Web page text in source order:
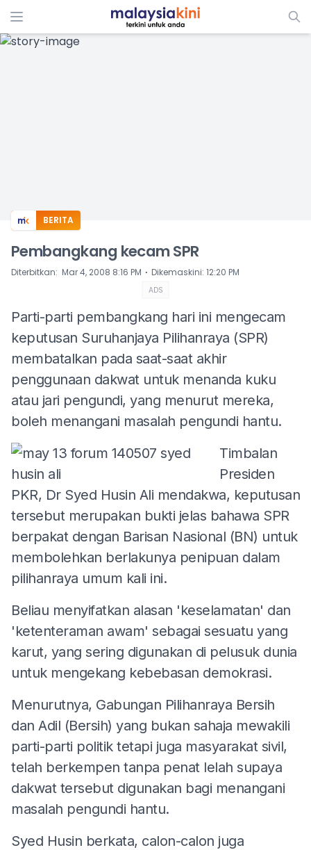
ADS
BERITA
Pembangkang kecam SPR
Diterbitkan: Mar 4, 2008 8:16 PM ⋅ Dikemaskini: 12:20 PM
ADS
Parti-parti pembangkang hari ini mengecam
keputusan Suruhanjaya Pilihanraya (SPR)
membatalkan pada saat-saat akhir
penggunaan dakwat untuk menanda kuku
atau jari pengundi, yang menurut mereka,
boleh menangani masalah pengundi hantu.
Timbalan
Presiden
PKR, Dr Syed Husin Ali mendakwa, keputusan
tersebut merupakan bukti jelas bahawa SPR
berpakat dengan Barisan Nasional (BN) untuk
membolehkan berlakunya penipuan dalam
pilihanraya umum kali ini.
Beliau menyifatkan alasan 'keselamatan' dan
'ketenteraman awam' sebagai sesuatu yang
karut, yang sering digunakan di pelusuk dunia
untuk mengekang kebebasan demokrasi.
Menurutnya, Gabungan Pilihanraya Bersih
dan Adil (Bersih) yang bukan sahaja mewakili
parti-parti politik tetapi juga masyarakat sivil,
telah berkempen tanpa penat lelah supaya
dakwat tersebut digunakan bagi menangani
masalah pengundi hantu.
Syed Husin berkata, calon-calon juga